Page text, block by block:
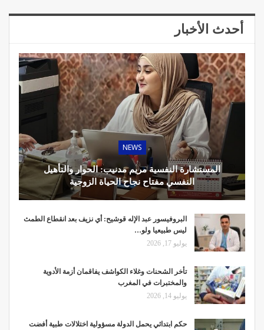
أحدث الأخبار
NEWS
المستشارة النفسية مريم مدنيب: الحوار والتأهيل
النفسي مفتاح نجاح الحياة الزوجية
البروفيسور عبد الإله قوشيح: أي نزيف بعد انقطاع الطمث
ليس طبيعيا ولو…
يوليو 17, 2026
تأخر الشحنات وغلاء الكواشف يفاقمان أزمة الأدوية
والمختبرات في المغرب
يوليو 14, 2026
حكم ابتدائي يحمل الدولة مسؤولية اختلالات طبية أفضت